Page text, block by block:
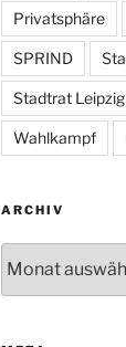
Privatsphäre
SPRIND
Stadtrat Leipzig
Wahlkampf
ARCHIV